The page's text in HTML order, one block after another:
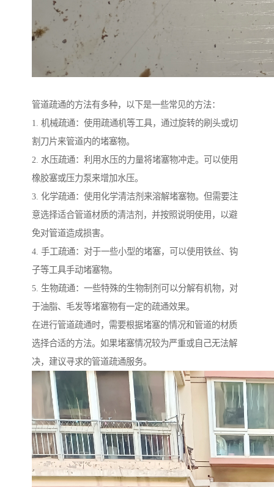
管道疏通的方法有多种，以下是一些常见的方法：
1. 机械疏通：使用疏通机等工具，通过旋转的刷头或切
割刀片来管道内的堵塞物。
2. 水压疏通：利用水压的力量将堵塞物冲走。可以使用
橡胶塞或压力泵来增加水压。
3. 化学疏通：使用化学清洁剂来溶解堵塞物。但需要注
意选择适合管道材质的清洁剂，并按照说明使用，以避
免对管道造成损害。
4. 手工疏通：对于一些小型的堵塞，可以使用铁丝、钩
子等工具手动堵塞物。
5. 生物疏通：一些特殊的生物制剂可以分解有机物，对
于油脂、毛发等堵塞物有一定的疏通效果。
在进行管道疏通时，需要根据堵塞的情况和管道的材质
选择合适的方法。如果堵塞情况较为严重或自己无法解
决，建议寻求的管道疏通服务。